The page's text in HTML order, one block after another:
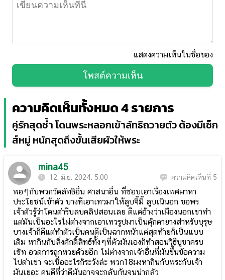
แสดงความเห็นในชื่อของ
โพสต์ความเห็น
ความคิดเห็นทั้งหมด 4 รายการ
คู่รักสุดช้ำ โดนพระหลอกเข้าลัทธิถวายตัว ต้องมีเซ็ก
ส์หมู่ หนักสุดถึงขั้นเสียผัวให้พระ
mina45
12. มิ.ย. 2024. 5:00 ความคิดเห็นที่ 5
พอๆกับพวกวัดลัทธิอื่น ศาสนาอื่น ที่ชอบเอาเรื่องเพศมาหา
ประโยชน์เข้าตัว บางทีเอาเทวมาให้ลูบจิ๊มิ๊ ลูบเนินอก ขอพร
เจ้าตัวรู้ว่าโดนด่ารีบลบคลิปสอนเลย ดีแต่อ้างว่าเมืองนอกเขาทำ
แต่มันเป็นอะไรไม่ต่างจากเอาเทวรูปมาเป็นตุ๊กตายางสำหรับบุรุษ
บางเจ้าก็ดีแต่ทำตัวเป็นคนดีเป็นฉากหน้าแต่สุดท้ายก็เป็นแบบ
เดิม หากินกับสิ่งศักดิ์สิทธ์ทั้งๆที่ตัวมันเองก็ทำสอนวิธีบูชาครบ
เซ็ท อวดการถูกหวยด้วยอีก ไม่ต่างจากเจ้าอื่นที่มันขึ้นข้อความ
ไปด่าเขา จะเชื่ออะไรก็ระวังล่ะ พวก18มงหากินกับพระกับเจ้า
มันเยอะ คนดีที่ว่าดีมันอาจจะกลับกันจนน่ากลัว